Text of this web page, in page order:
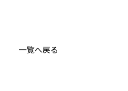
一覧へ戻る